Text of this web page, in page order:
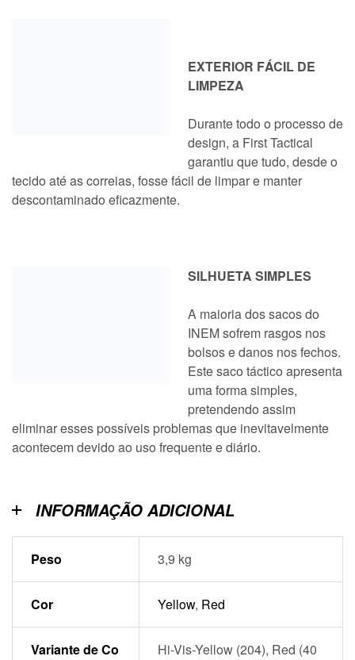
EXTERIOR FÁCIL DE
LIMPEZA
Durante todo o processo de
design, a First Tactical
garantiu que tudo, desde o
tecido até as correias, fosse fácil de limpar e manter
descontaminado eficazmente.
SILHUETA SIMPLES
A maioria dos sacos do
INEM sofrem rasgos nos
bolsos e danos nos fechos.
Este saco táctico apresenta
uma forma simples,
pretendendo assim
eliminar esses possíveis problemas que inevitavelmente
acontecem devido ao uso frequente e diário.
INFORMAÇÃO ADICIONAL
Peso 3,9 kg
Cor Yellow, Red
Variante de Co
Hi-Vis-Yellow (204), Red (40